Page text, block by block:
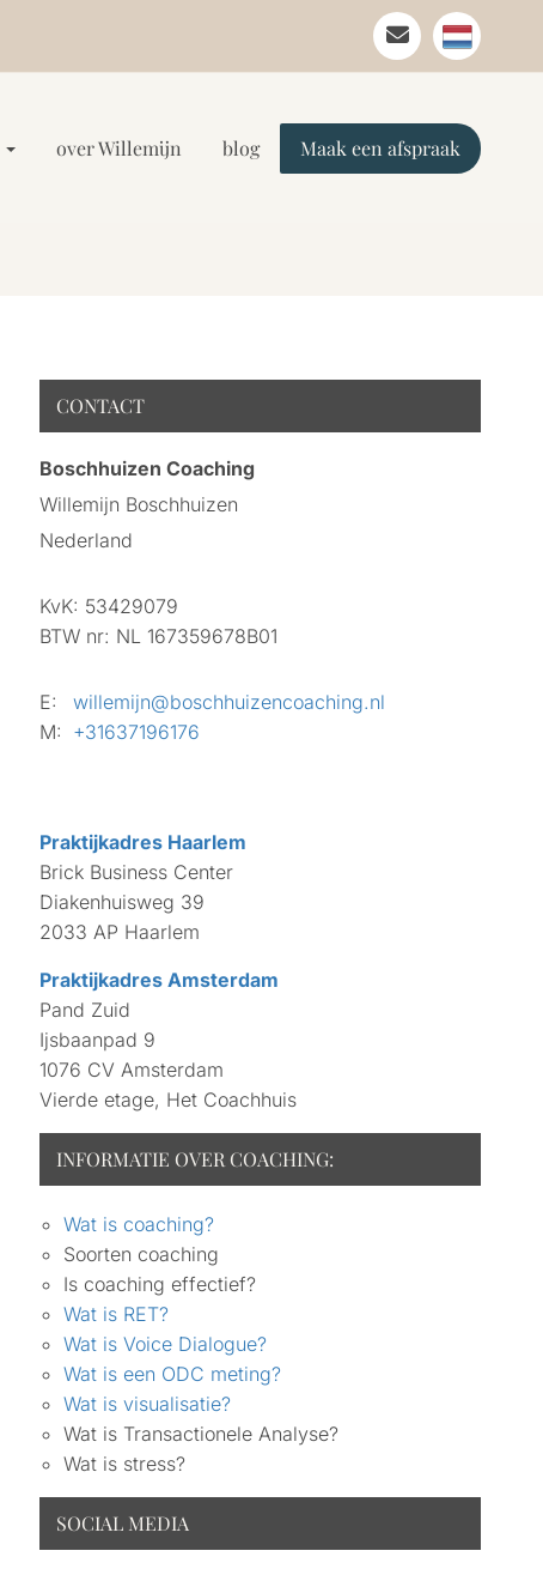
over Willemijn blog Maak een afspraak
CONTACT
Boschhuizen Coaching
Willemijn Boschhuizen
Nederland
KvK: 53429079
BTW nr: NL 167359678B01
E:
willemijn@boschhuizencoaching.nl
M: +31637196176
Praktijkadres Haarlem
Brick Business Center
Diakenhuisweg 39
2033 AP Haarlem
Praktijkadres Amsterdam
Pand Zuid
Ijsbaanpad 9
1076 CV Amsterdam
Vierde etage, Het Coachhuis
INFORMATIE OVER COACHING:
Wat is coaching?
Soorten coaching
Is coaching effectief?
Wat is RET?
Wat is Voice Dialogue?
Wat is een ODC meting?
Wat is visualisatie?
Wat is Transactionele Analyse?
Wat is stress?
SOCIAL MEDIA